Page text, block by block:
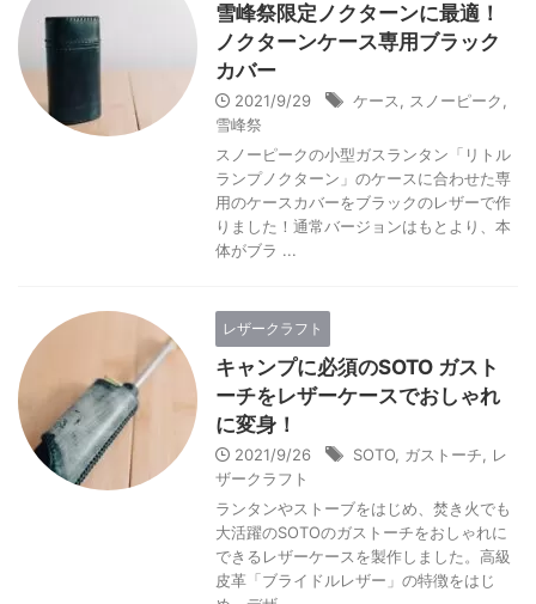
雪峰祭限定ノクターンに最適！
ノクターンケース専用ブラック
カバー
2021/9/29 ケース スノーピーク
雪峰祭
スノーピークの小型ガスランタン「リトル
ランプノクターン」のケースに合わせた専
用のケースカバーをブラックのレザーで作
りました！通常バージョンはもとより、本
体がブラ ...
レザークラフト
キャンプに必須のSOTO ガスト
ーチをレザーケースでおしゃれ
に変身！
2021/9/26 SOTO ガストーチ
レ
ザークラフト
ランタンやストーブをはじめ、焚き火でも
大活躍のSOTOのガストーチをおしゃれに
できるレザーケースを製作しました。高級
皮革「ブライドルレザー」の特徴をはじ